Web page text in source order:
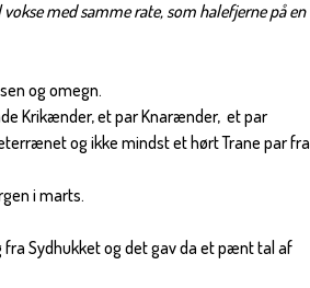
med samme rate, som halefjerne på en
og omegn.
Krikænder, et par Knarænder, et par
og ikke mindst et hørt Trane par fra
i marts.
Sydhukket og det gav da et pænt tal af